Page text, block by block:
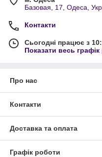
Базовая, 17, Одеса,
Контакти
Сьогодні працює з
Показати весь
Про нас
Контакти
Доставка та оплата
Графік роботи